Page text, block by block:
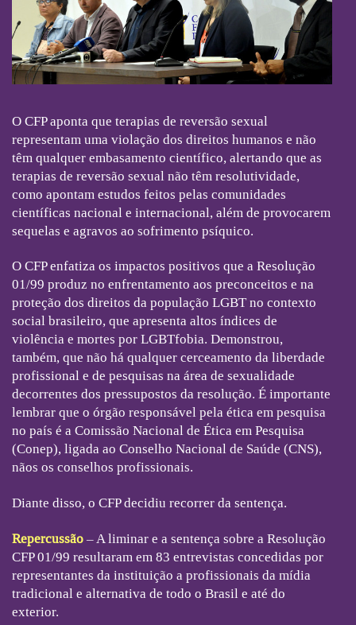
O CFP aponta que terapias de reversão sexual
representam uma violação dos direitos humanos e não
têm qualquer embasamento científico, alertando que as
terapias de reversão sexual não têm resolutividade,
como apontam estudos feitos pelas comunidades
científicas nacional e internacional, além de provocarem
sequelas e agravos ao sofrimento psíquico.
O CFP enfatiza os impactos positivos que a Resolução
01/99 produz no enfrentamento aos preconceitos e na
proteção dos direitos da população LGBT no contexto
social brasileiro, que apresenta altos índices de
violência e mortes por LGBTfobia. Demonstrou,
também, que não há qualquer cerceamento da liberdade
profissional e de pesquisas na área de sexualidade
decorrentes dos pressupostos da resolução. É importante
lembrar que o órgão responsável pela ética em pesquisa
no país é a Comissão Nacional de Ética em Pesquisa
(Conep), ligada ao Conselho Nacional de Saúde (CNS),
nãos os conselhos profissionais.
Diante disso, o CFP decidiu recorrer da sentença.
Repercussão– A liminar e a sentença sobre a Resolução
CFP 01/99 resultaram em 83 entrevistas concedidas por
representantes da instituição a profissionais da mídia
tradicional e alternativa de todo o Brasil e até do
exterior.